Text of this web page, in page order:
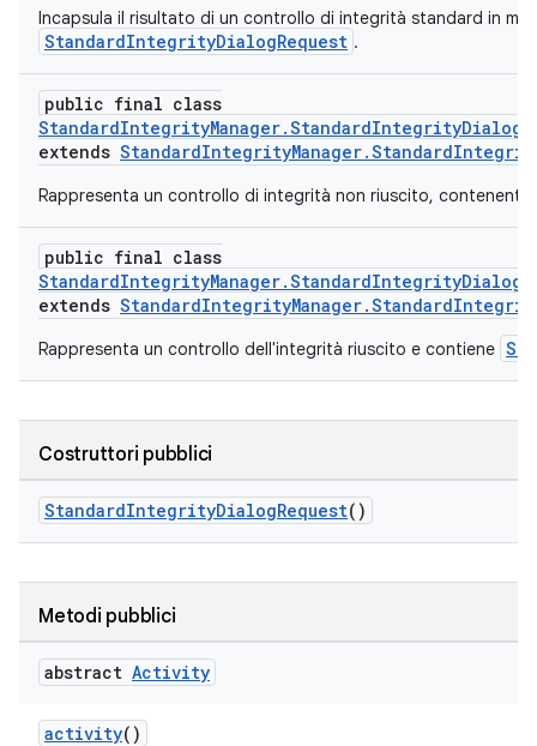
Incapsula il risultato di un controllo di integrità standard in
StandardIntegrityDialogRequest .
public final class
extends
Rappresenta un controllo di integrità non riuscito, contenente
public final class
extends
Rappresenta un controllo dell'integrità riuscito e contiene
Costruttori pubblici
StandardIntegrityDialogRequest()
Metodi pubblici
abstract Activity
activity()